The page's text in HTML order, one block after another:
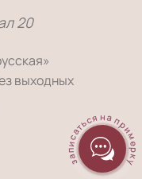
20
выходных
записаться на примерку